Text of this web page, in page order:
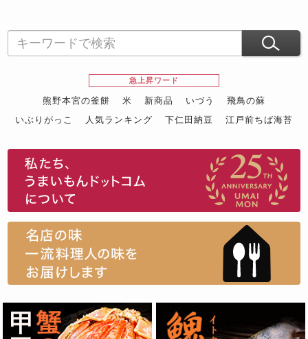
急上昇ワード
熊野本宮の釜餅 米 新商品 いづう
飛鳥の蘇
いぶりがっこ
人気ランキング 下仁田納豆
江戸前ちば海苔